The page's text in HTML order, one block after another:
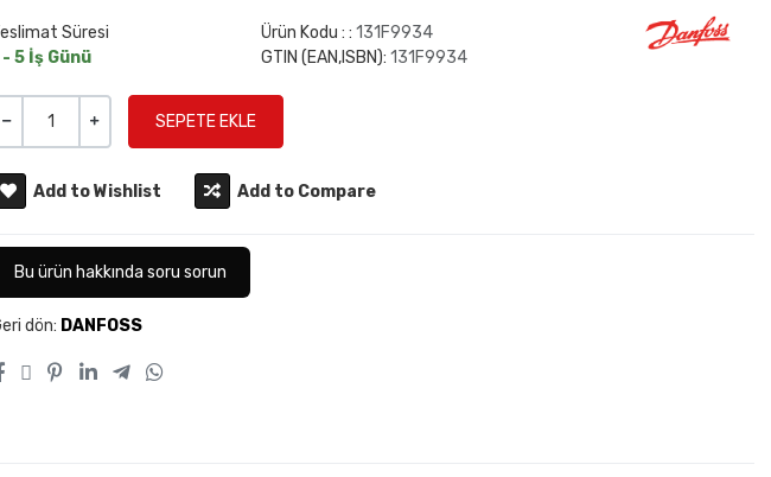
Süresi
- 5 İş Günü
Ürün Kodu : : 131F9934
GTIN (EAN,ISBN): 131F9934
Add to Wishlist Add to Compare
Bu ürün hakkında soru sorun
dön: DANFOSS